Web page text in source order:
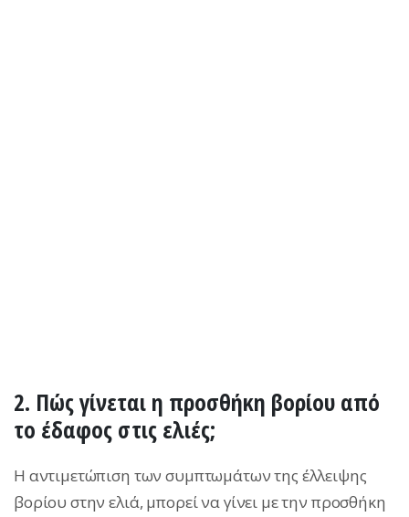
2. Πώς γίνεται η προσθήκη βορίου από
το έδαφος στις ελιές;
Η αντιμετώπιση των συμπτωμάτων της έλλειψης
βορίου στην ελιά, μπορεί να γίνει με την προσθήκη